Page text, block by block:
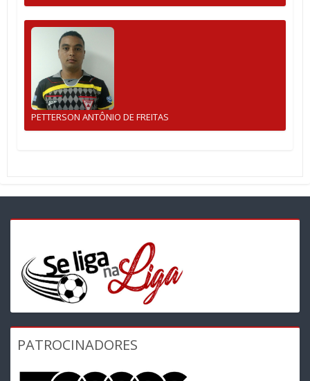
PETTERSON ANTÔNIO DE FREITAS
PATROCINADORES